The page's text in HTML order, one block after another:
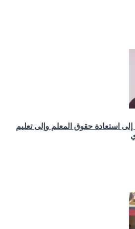
استعادة حقوق المعلم وإلى تعليم